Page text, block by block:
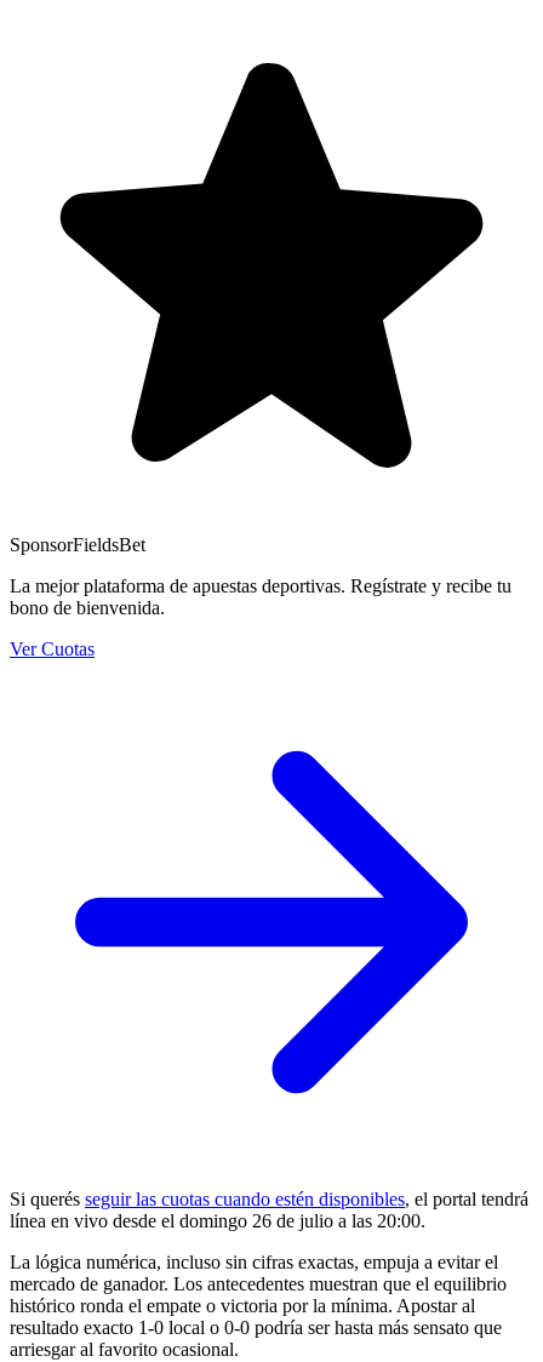
SponsorFieldsBet
La mejor plataforma de apuestas deportivas. Regístrate y recibe tu
bono de bienvenida.
Ver Cuotas
Si querés seguir las cuotas cuando estén disponibles, el portal tendrá
línea en vivo desde el domingo 26 de julio a las 20:00.
La lógica numérica, incluso sin cifras exactas, empuja a evitar el
mercado de ganador. Los antecedentes muestran que el equilibrio
histórico ronda el empate o victoria por la mínima. Apostar al
resultado exacto 1-0 local o 0-0 podría ser hasta más sensato que
arriesgar al favorito ocasional.